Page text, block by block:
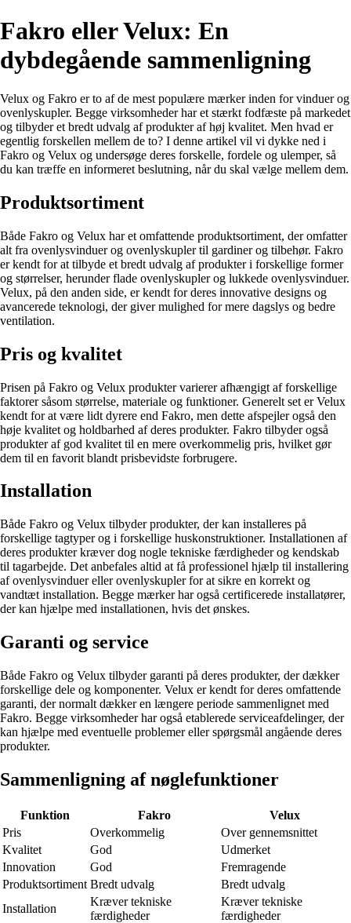
Fakro eller Velux: En
dybdegående sammenligning
Velux og Fakro er to af de mest populære mærker inden for vinduer og
ovenlyskupler. Begge virksomheder har et stærkt fodfæste på markedet
og tilbyder et bredt udvalg af produkter af høj kvalitet. Men hvad er
egentlig forskellen mellem de to? I denne artikel vil vi dykke ned i
Fakro og Velux og undersøge deres forskelle, fordele og ulemper, så
du kan træffe en informeret beslutning, når du skal vælge mellem dem.
Produktsortiment
Både Fakro og Velux har et omfattende produktsortiment, der omfatter
alt fra ovenlysvinduer og ovenlyskupler til gardiner og tilbehør. Fakro
er kendt for at tilbyde et bredt udvalg af produkter i forskellige former
og størrelser, herunder flade ovenlyskupler og lukkede ovenlysvinduer.
Velux, på den anden side, er kendt for deres innovative designs og
avancerede teknologi, der giver mulighed for mere dagslys og bedre
ventilation.
Pris og kvalitet
Prisen på Fakro og Velux produkter varierer afhængigt af forskellige
faktorer såsom størrelse, materiale og funktioner. Generelt set er Velux
kendt for at være lidt dyrere end Fakro, men dette afspejler også den
høje kvalitet og holdbarhed af deres produkter. Fakro tilbyder også
produkter af god kvalitet til en mere overkommelig pris, hvilket gør
dem til en favorit blandt prisbevidste forbrugere.
Installation
Både Fakro og Velux tilbyder produkter, der kan installeres på
forskellige tagtyper og i forskellige huskonstruktioner. Installationen af ​​
deres produkter kræver dog nogle tekniske færdigheder og kendskab
til tagarbejde. Det anbefales altid at få professionel hjælp til installering
af ovenlysvinduer eller ovenlyskupler for at sikre en korrekt og
vandtæt installation. Begge mærker har også certificerede installatører,
der kan hjælpe med installationen, hvis det ønskes.
Garanti og service
Både Fakro og Velux tilbyder garanti på deres produkter, der dækker
forskellige dele og komponenter. Velux er kendt for deres omfattende
garanti, der normalt dækker en længere periode sammenlignet med
Fakro. Begge virksomheder har også etablerede serviceafdelinger, der
kan hjælpe med eventuelle problemer eller spørgsmål angående deres
produkter.
Sammenligning af nøglefunktioner
Funktion Fakro
Velux
Pris
Overkommelig
Over gennemsnittet
Kvalitet
God
Udmerket
Innovation
God
Fremragende
Produktsortiment Bredt udvalg
Bredt udvalg
Installation
Kræver tekniske
færdigheder
Kræver tekniske
færdigheder